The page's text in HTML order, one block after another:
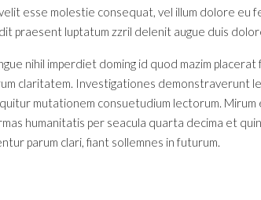
esse molestie consequat, vel illum dolore eu
praesent luptatum zzril delenit augue duis
nihil imperdiet doming id quod mazim placerat
claritatem. Investigationes demonstraverunt
mutationem consuetudium lectorum.
humanitatis per seacula quarta decima et
parum clari, fiant sollemnes in futurum.